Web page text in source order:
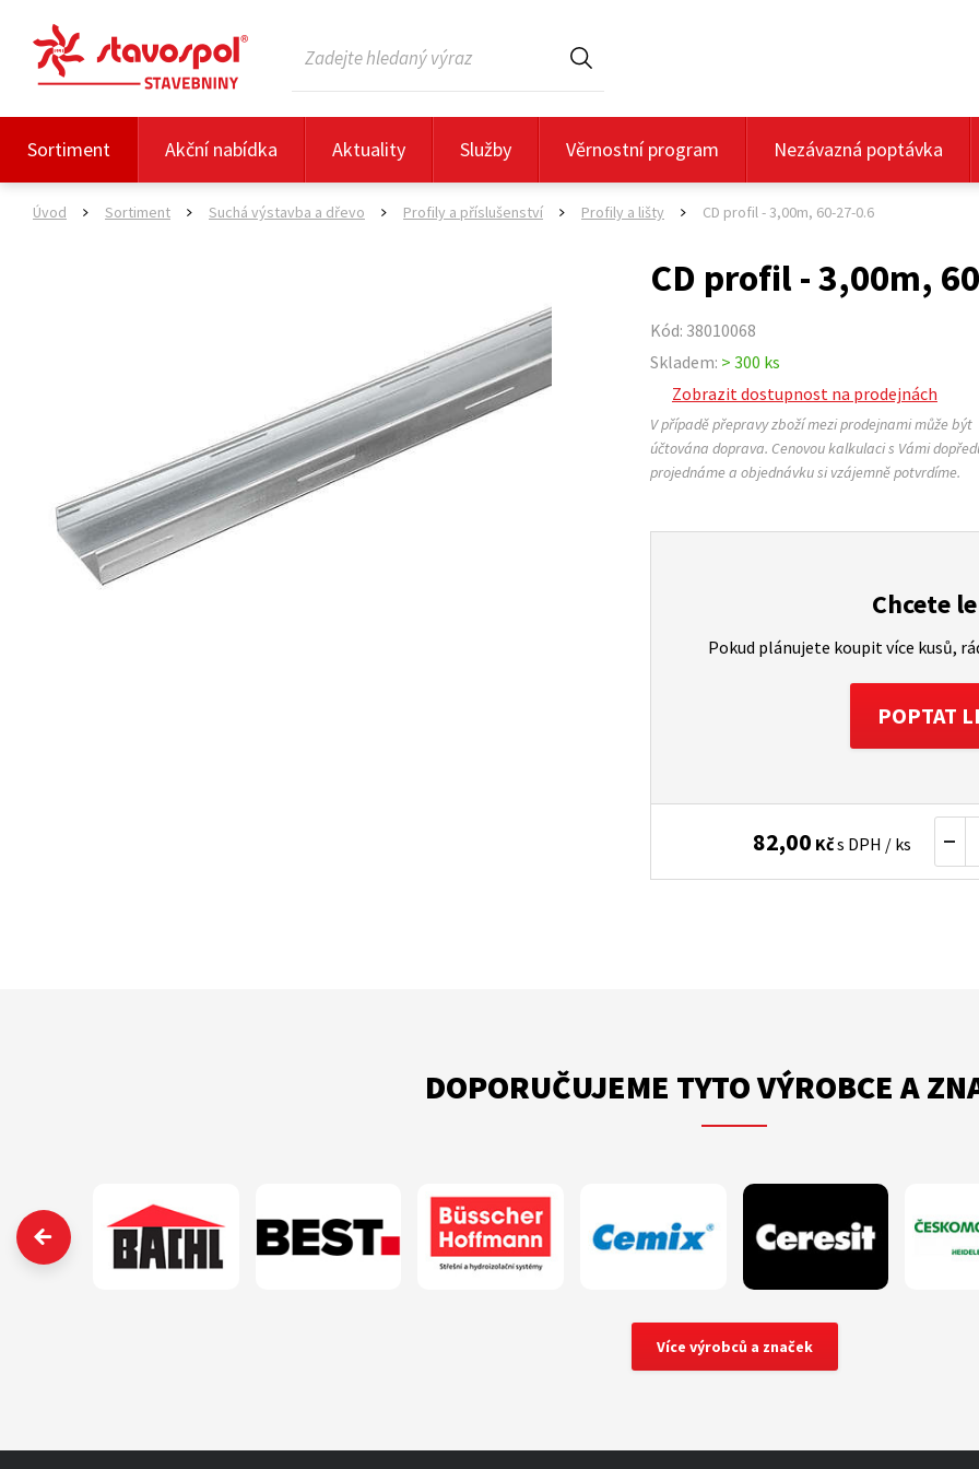
Sortiment Akční nabídka Aktuality Služby Věrnostní program Nezávazná poptávka
Úvod Sortiment Suchá výstavba a dřevo Profily a příslušenství Profily a lišty CD profil - 3,00m, 60-27-0.6
CD profil - 3,00m,
Kód: 38010068
Skladem: > 300 ks
Zobrazit dostupnost na prodejnách
V případě přepravy zboží mezi prodejnami může být
účtována doprava. Cenovou kalkulaci s Vámi
projednáme a objednávku si vzájemně potvrdíme.
Chcete
Pokud plánujete koupit více kusů,
POPTAT
82,00 Kčs DPH / ks
DOPORUČUJEME TYTO VÝROBCE A
‹
Více výrobců a značek